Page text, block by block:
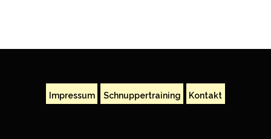
Impressum Schnuppertraining Kontakt